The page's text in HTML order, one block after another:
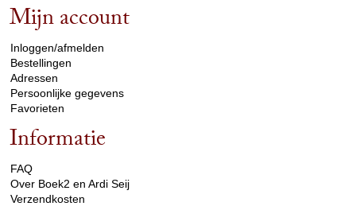
Mijn account
Inloggen/afmelden
Bestellingen
Adressen
Persoonlijke gegevens
Favorieten
Informatie
FAQ
Over Boek2 en Ardi Seij
Verzendkosten